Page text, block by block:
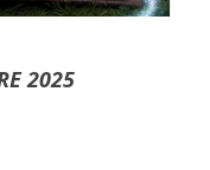
2025